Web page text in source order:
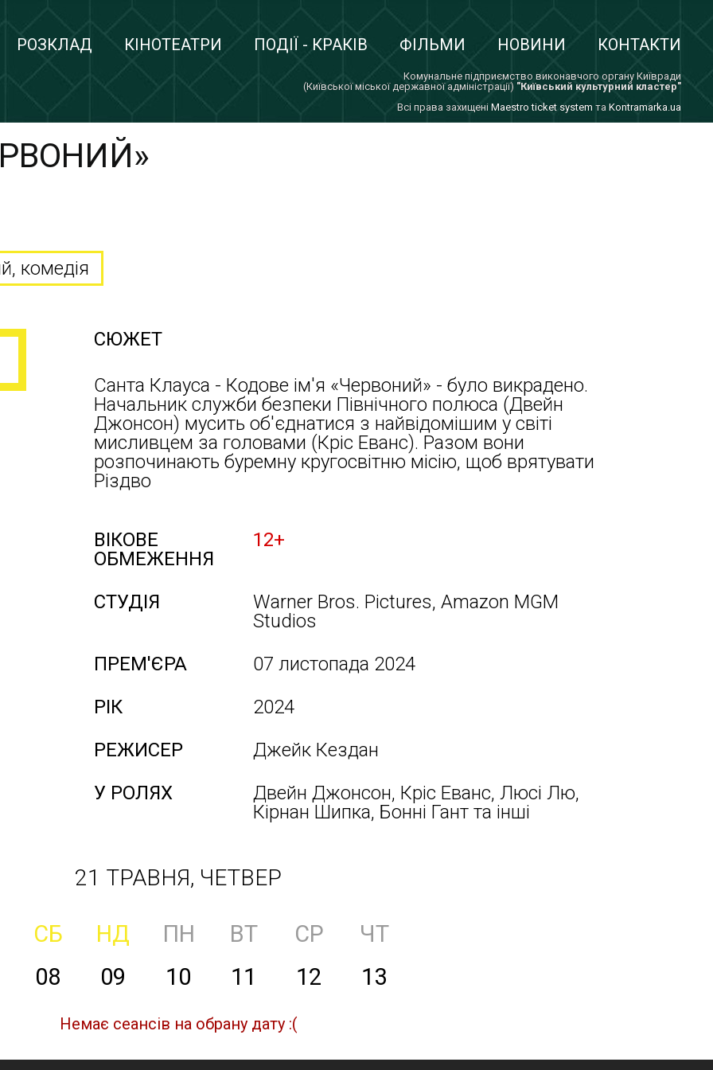
РОЗКЛАД КІНОТЕАТРИ ПОДІЇ - КРАКІВ ФІЛЬМИ НОВИНИ КОНТАКТИ
Комунальне підприємство виконавчого органу Київради
(Київської міської державної адміністрації) "Київський культурний кластер"
Всi права захищенi Maestro ticket system та Kontramarka.ua
комедія
СЮЖЕТ
Санта Клауса - Кодове ім'я «Червоний» - було викрадено.
Начальник служби безпеки Північного полюса (Двейн
Джонсон) мусить об'єднатися з найвідомішим у світі
мисливцем за головами (Кріс Еванс). Разом вони
розпочинають буремну кругосвітню місію, щоб врятувати
Різдво
ВІКОВЕ
ОБМЕЖЕННЯ
12+
СТУДІЯ
Warner Bros. Pictures, Amazon MGM
Studios
ПРЕМ'ЄРА
07 листопада 2024
РІК
2024
РЕЖИСЕР
Джейк Кездан
У РОЛЯХ
Двейн Джонсон, Кріс Еванс, Люсі Лю,
Кірнан Шипка, Бонні Гант та інші
21 ТРАВНЯ, ЧЕТВЕР
СБ НД ПН ВТ СР
ЧТ
08 09 10 11 12 13
Немає сеансів на обрану дату :(